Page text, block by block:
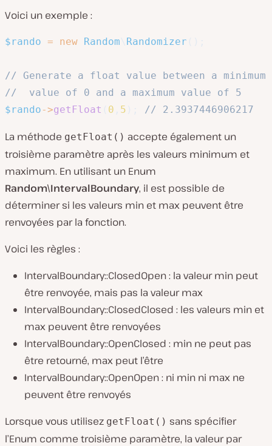
Voici un exemple :
$rando = new Random Randomizer
// Generate a float value between a minimum
//  value of 0 and a maximum value of 5
$rando->getFloat 0 5 // 2.3937446906217
La méthode getFloat() accepte également un
troisième paramètre après les valeurs minimum et
maximum. En utilisant un Enum
Random\IntervalBoundary, il est possible de
déterminer si les valeurs min et max peuvent être
renvoyées par la fonction.
Voici les règles :
IntervalBoundary::ClosedOpen : la valeur min peut
être renvoyée, mais pas la valeur max
IntervalBoundary::ClosedClosed : les valeurs min et
max peuvent être renvoyées
IntervalBoundary::OpenClosed : min ne peut pas
être retourné, max peut l’être
IntervalBoundary::OpenOpen : ni min ni max ne
peuvent être renvoyés
Lorsque vous utilisez getFloat() sans spécifier
l’Enum comme troisième paramètre, la valeur par